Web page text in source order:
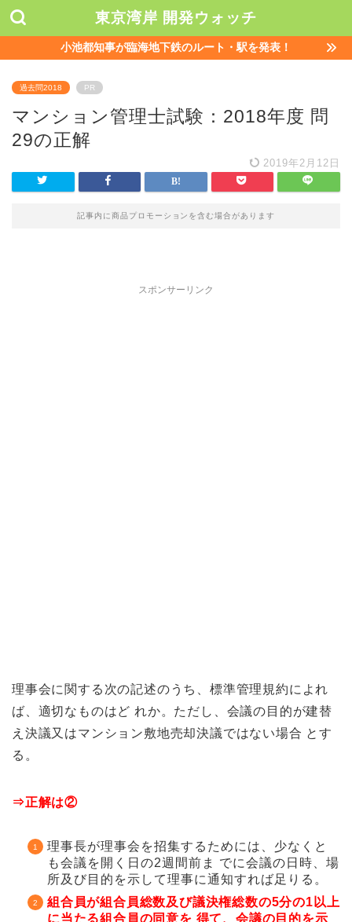
東京湾岸 開発ウォッチ
小池都知事が臨海地下鉄のルート・駅を発表！
過去問2018 PR
マンション管理士試験：2018年度 問
29の正解
2019年2月12日
記事内に商品プロモーションを含む場合があります
スポンサーリンク
理事会に関する次の記述のうち、標準管理規約によれ
ば、適切なものはど れか。ただし、会議の目的が建替
え決議又はマンション敷地売却決議ではない場合 とす
る。
⇒正解は②
理事長が理事会を招集するためには、少なくと
も会議を開く日の2週間前ま でに会議の日時、場
所及び目的を示して理事に通知すれば足りる。
組合員が組合員総数及び議決権総数の5分の1以上
に当たる組合員の同意を 得て、会議の目的を示